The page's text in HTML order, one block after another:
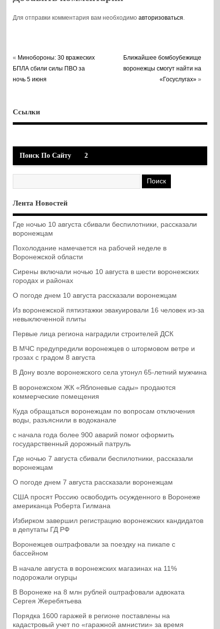
Для отправки комментария вам необходимоавторизоваться.
« Минобороны: 30 вражеских
БПЛА сбили силы ПВО за
ночь 5 июня
Ближайшее бомбоубежище
воронежцы смогут найти на
«Госуслугах» »
Ссылки
Поиск По Сайту 2
Лента Новостей
Где ночью 10 августа сбивали беспилотники, рассказали
воронежцам
Похолодание намечается на рабочей неделе в
Воронежской области
Сирены включали ночью 10 августа в шести воронежских
городах и районах
О погоде днем 10 августа рассказали воронежцам
Из воронежской пятиэтажки эвакуировали 16 человек из-за
невыключенной плиты
Первые лица региона наградили строителей ДСК
В МЧС предупредили воронежцев о штормовом ветре и
грозах с градом 8 августа
В Дону возле воронежского села утонул 65-летний мужчина
В воронежском ЖК «Яблоневые сады» продаются
коммерческие помещения
Куда обращаться воронежцам по вопросам отключения
воды, разъяснили в водоканале
с начала года более 900 аварий помог оформить
государственный дорожный патруль
Где ночью 7 августа сбивали беспилотники, рассказали
воронежцам
О погоде днем 7 августа рассказали воронежцам
США просят Россию освободить осужденного в Воронеже
американца Роберта Гилмана
Избирком завершил регистрацию воронежских кандидатов
в депутаты ГД РФ
Воронежцев оштрафовали за поездку на пикапе с
бассейном
В начале августа в воронежских магазинах на 11%
подорожали огурцы
В Воронеже на 8 млн рублей оштрафовали адвоката
Сергея Жеребятьева
Порядка 1600 гаражей в регионе поставлены на
кадастровый учет по «гаражной амнистии» за время